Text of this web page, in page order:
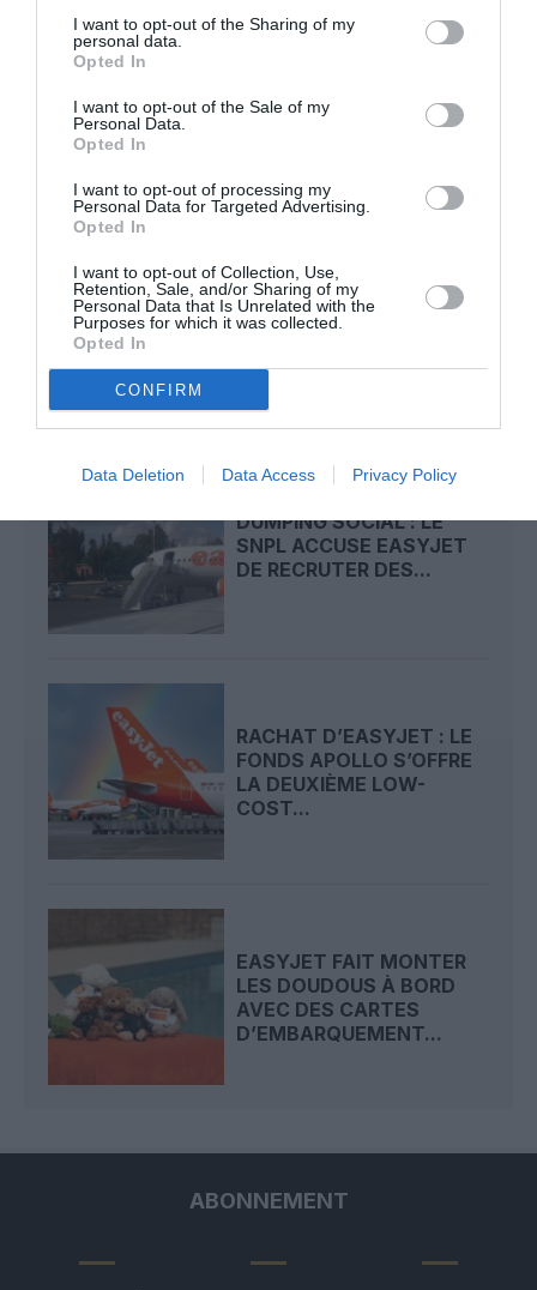
I want to opt-out of the Sharing of my
personal data.
Opted In
I want to opt-out of the Sale of my
Personal Data.
Opted In
I want to opt-out of processing my
Personal Data for Targeted Advertising.
Opted In
I want to opt-out of Collection, Use,
Retention, Sale, and/or Sharing of my
Personal Data that Is Unrelated with the
Purposes for which it was collected.
Opted In
CONFIRM
Data Deletion Data Access Privacy Policy
Davea commenté l'article :
Flynas ouvre une ligne directe entre Médine et
SWISS : la rentabilité relance le débat sur son
autonomie au sein de Lufthansa Group
easyjet paiement Royaume Uni
LIRE AUSSI
DUMPING SOCIAL : LE
SNPL ACCUSE EASYJET
DE RECRUTER DES...
RACHAT D’EASYJET : LE
FONDS APOLLO S’OFFRE
LA DEUXIÈME LOW-
COST...
EASYJET FAIT MONTER
LES DOUDOUS À BORD
AVEC DES CARTES
D’EMBARQUEMENT...
ABONNEMENT